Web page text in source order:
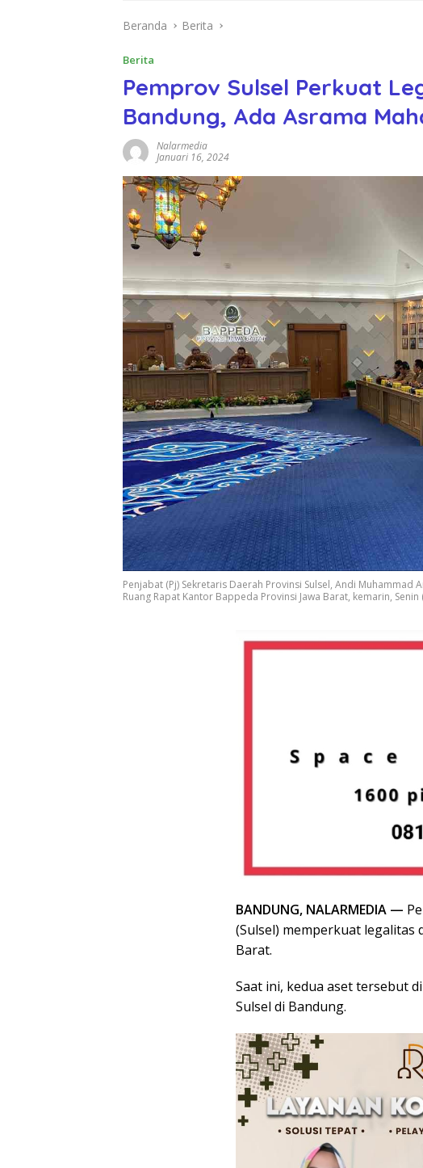
Beranda Berita
Berita
Pemprov Sulsel Perkuat
Bandung, Ada Asrama
Nalarmedia
Januari 16, 2024
Penjabat (Pj) Sekretaris Daerah Provinsi Sulsel, Andi
Ruang Rapat Kantor Bappeda Provinsi Jawa Barat, kemarin, Senin
BANDUNG, NALARMEDIA —
(Sulsel) memperkuat legalitas
Barat.
Saat ini, kedua aset tersebut
Sulsel di Bandung.